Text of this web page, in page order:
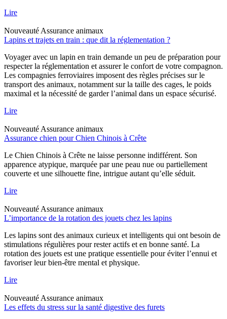
Lire
Nouveauté Assurance animaux
Lapins et trajets en train : que dit la réglementation ?
Voyager avec un lapin en train demande un peu de préparation pour
respecter la réglementation et assurer le confort de votre compagnon.
Les compagnies ferroviaires imposent des règles précises sur le
transport des animaux, notamment sur la taille des cages, le poids
maximal et la nécessité de garder l’animal dans un espace sécurisé.
Lire
Nouveauté Assurance animaux
Assurance chien pour Chien Chinois à Crête
Le Chien Chinois à Crête ne laisse personne indifférent. Son
apparence atypique, marquée par une peau nue ou partiellement
couverte et une silhouette fine, intrigue autant qu’elle séduit.
Lire
Nouveauté Assurance animaux
L’importance de la rotation des jouets chez les lapins
Les lapins sont des animaux curieux et intelligents qui ont besoin de
stimulations régulières pour rester actifs et en bonne santé. La
rotation des jouets est une pratique essentielle pour éviter l’ennui et
favoriser leur bien-être mental et physique.
Lire
Nouveauté Assurance animaux
Les effets du stress sur la santé digestive des furets